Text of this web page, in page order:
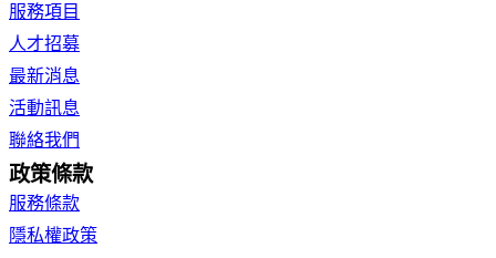
服務項目
人才招募
最新消息
活動訊息
聯絡我們
政策條款
服務條款
隱私權政策